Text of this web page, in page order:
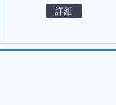
詳細